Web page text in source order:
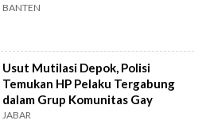
BANTEN
Usut Mutilasi Depok, Polisi
Temukan HP Pelaku Tergabung
dalam Grup Komunitas Gay
JABAR